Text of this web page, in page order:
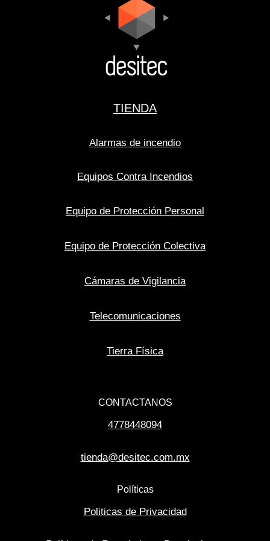
TIENDA
Alarmas de incendio
Equipos Contra Incendios
Equipo de Protección Personal
Equipo de Protección Colectiva
Cámaras de Vigilancia
Telecomunicaciones
Tierra Física
CONTACTANOS
4778448094
tienda@desitec.com.mx
Políticas
Politicas de Privacidad